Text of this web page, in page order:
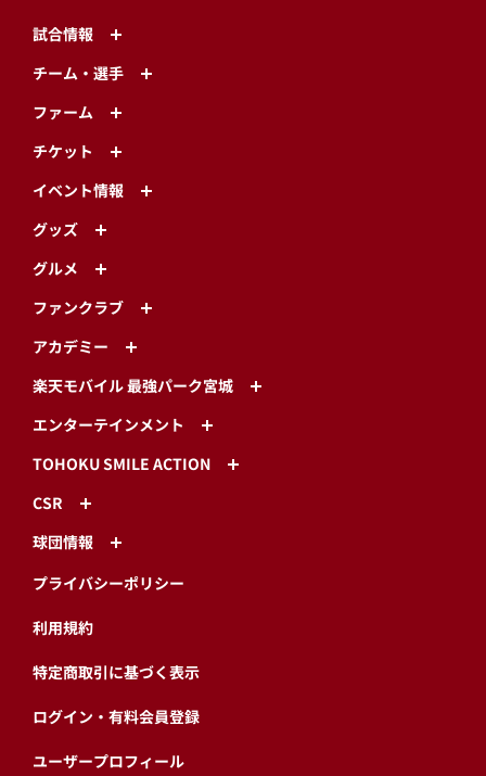
試合情報
チーム・選手
ファーム
チケット
イベント情報
グッズ
グルメ
ファンクラブ
アカデミー
楽天モバイル 最強パーク宮城
エンターテインメント
TOHOKU SMILE ACTION
CSR
球団情報
プライバシーポリシー
利用規約
特定商取引に基づく表示
ログイン・有料会員登録
ユーザープロフィール